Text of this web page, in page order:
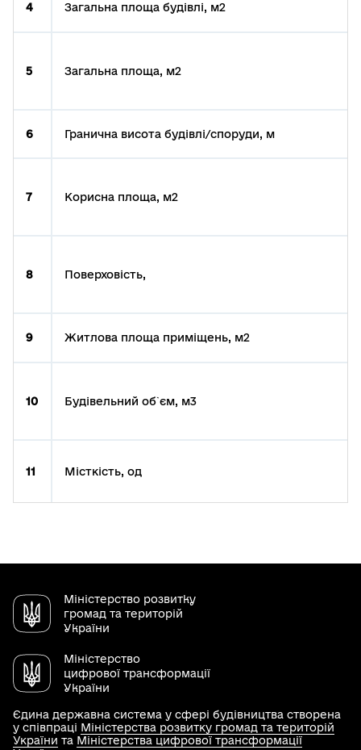
4 Загальна площа будівлі, м2
5 Загальна площа, м2
6 Гранична висота будівлі/споруди, м
7 Корисна площа, м2
8 Поверховість,
9 Житлова площа приміщень, м2
10 Будівельний об`єм, м3
11 Місткість, од
Міністерство розвитку
громад та територій
України
Міністерство
цифрової трансформації
України
Єдина державна система у сфері будівництва створена
у співпраці Міністерства розвитку громад та територій
України та Міністерства цифрової трансформації